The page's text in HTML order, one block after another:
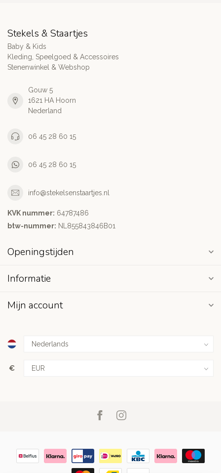
Stekels & Staartjes
Baby & Kids
Kleding, Speelgoed & Accessoires
Stenenwinkel & Webshop
Gouw 5
1621 HA Hoorn
Nederland
06 45 28 60 15
06 45 28 60 15
info@stekelsenstaartjes.nl
KVK nummer: 64787486
btw-nummer: NL855843846B01
Openingstijden
Informatie
Mijn account
€